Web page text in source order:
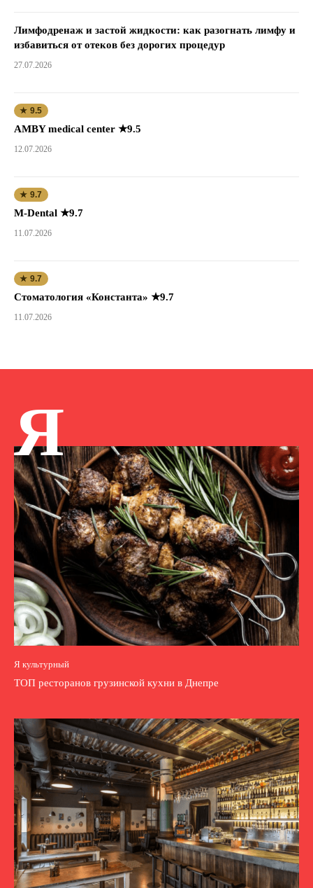
Лимфодренаж и застой жидкости: как разогнать лимфу и
избавиться от отеков без дорогих процедур
27.07.2026
★ 9.5
AMBY medical center ★9.5
12.07.2026
★ 9.7
M-Dental ★9.7
11.07.2026
★ 9.7
Стоматология «Константа» ★9.7
11.07.2026
Я
Я культурный
ТОП ресторанов грузинской кухни в Днепре